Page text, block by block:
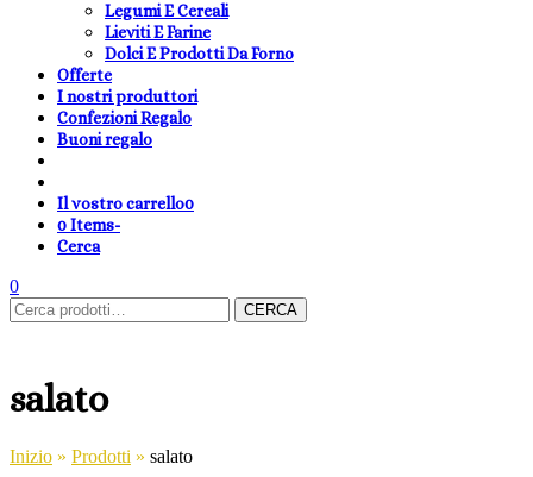
Legumi E Cereali
Lieviti E Farine
Dolci E Prodotti Da Forno
Offerte
I nostri produttori
Confezioni Regalo
Buoni regalo
Il vostro carrello0
0 Items-
Cerca
0shopping-
basket
Area
Clienti
search
cambia
lingua
Carrello
Cerca: CERCA
salato
Inizio » Prodotti » salato